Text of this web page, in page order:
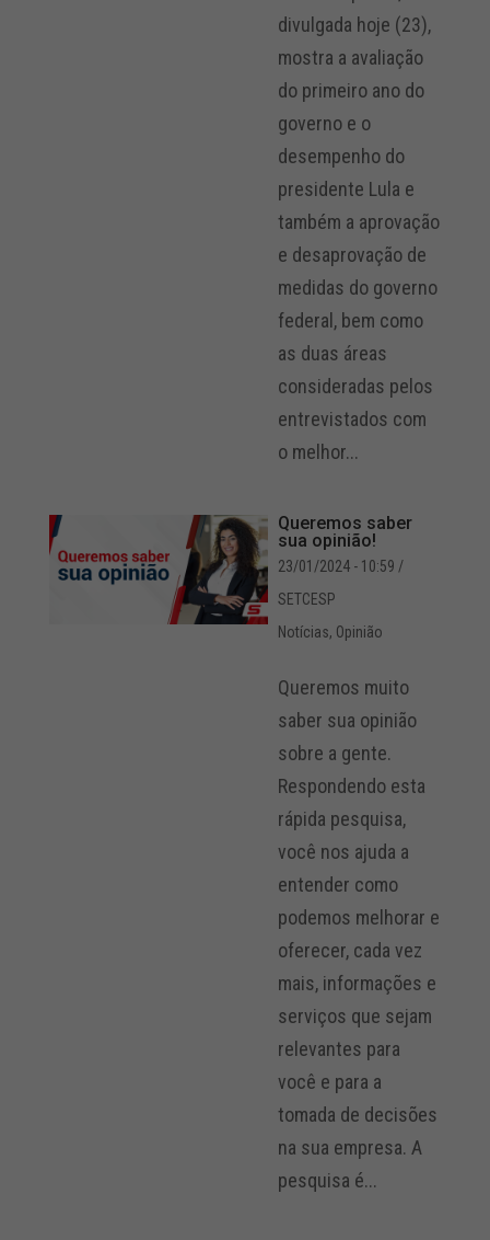
divulgada hoje (23),
mostra a avaliação
do primeiro ano do
governo e o
desempenho do
presidente Lula e
também a aprovação
e desaprovação de
medidas do governo
federal, bem como
as duas áreas
consideradas pelos
entrevistados com
o melhor...
Queremos saber
sua opinião!
23/01/2024 - 10:59 /
SETCESP
Notícias, Opinião
Queremos muito
saber sua opinião
sobre a gente.
Respondendo esta
rápida pesquisa,
você nos ajuda a
entender como
podemos melhorar e
oferecer, cada vez
mais, informações e
serviços que sejam
relevantes para
você e para a
tomada de decisões
na sua empresa. A
pesquisa é...